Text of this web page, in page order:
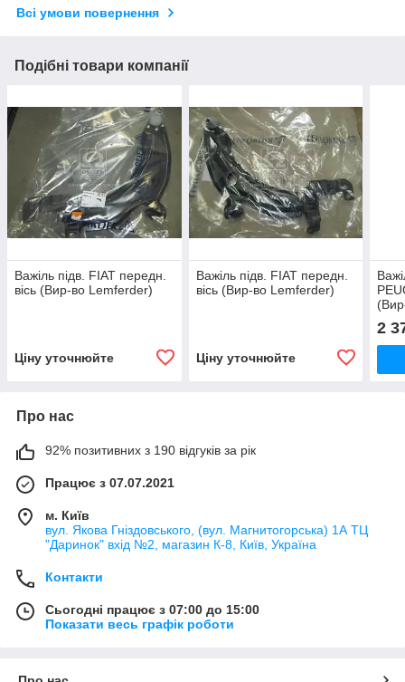
Всі умови повернення
Подібні товари компанії
Важіль підв. FIAT передн.
вісь (Вир-во Lemferder)
Ціну уточнюйте
Важіль підв. FIAT передн.
вісь (Вир-во Lemferder)
Ціну уточнюйте
2
Про нас
92% позитивних з 190 відгуків за рік
Працює з 07.07.2021
м. Київ
вул. Якова Гніздовського, (вул. Магнитогорська) 1А ТЦ
"Даринок" вхід №2, магазин К-8, Київ, Україна
Контакти
Сьогодні працює з 07:00 до 15:00
Показати весь графік роботи